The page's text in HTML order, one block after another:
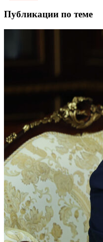
Публикации по теме